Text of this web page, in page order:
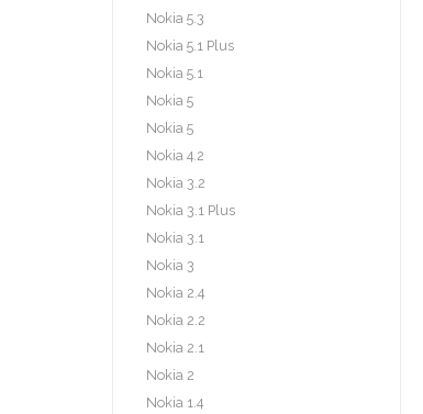
Nokia 5.3
Nokia 5.1 Plus
Nokia 5.1
Nokia 5
Nokia 5
Nokia 4.2
Nokia 3.2
Nokia 3.1 Plus
Nokia 3.1
Nokia 3
Nokia 2.4
Nokia 2.2
Nokia 2.1
Nokia 2
Nokia 1.4